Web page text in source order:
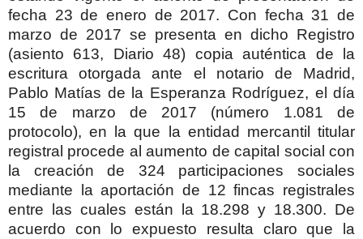
fecha 23 de enero de 2017. Con fecha 31 de
marzo de 2017 se presenta en dicho Registro
(asiento 613, Diario 48) copia auténtica de la
escritura otorgada ante el notario de Madrid,
Pablo Matías de la Esperanza Rodríguez, el día
15 de marzo de 2017 (número 1.081 de
protocolo), en la que la entidad mercantil titular
registral procede al aumento de capital social con
la creación de 324 participaciones sociales
mediante la aportación de 12 fincas registrales
entre las cuales están la 18.298 y 18.300. De
acuerdo con lo expuesto resulta claro que la